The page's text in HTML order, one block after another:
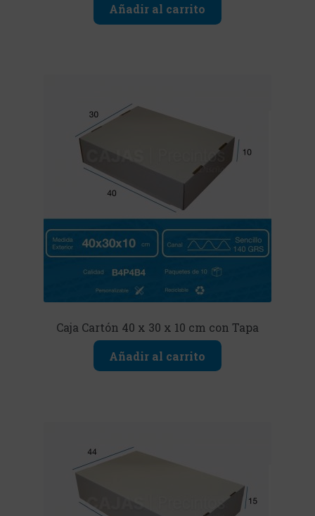
Añadir al carrito
Caja Cartón 40 x 30 x 10 cm con Tapa
Añadir al carrito